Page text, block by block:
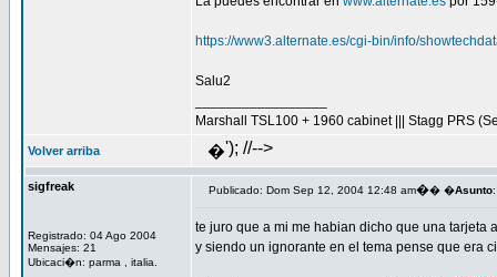
https://www3.alternate.es/cgi-bin/info/
Salu2
Marshall TSL100 + 1960 cabinet ||| Stagg PRS
Volver arriba �'); //-->
sigfreak
Registrado: 04 Ago 2004
Mensajes: 21
Ubicaci�n: parma , italia.
Publicado: Dom Sep 12, 2004 12:48 am�� �Asunto
te juro que a mi me habian dicho que una tarjeta
y siendo un ignorante en el tema pense que era